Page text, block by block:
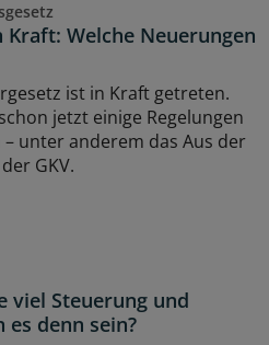
Kraft: Welche Neuerungen
ist in Kraft getreten.
jetzt einige Regelungen
unter anderem das Aus der
GKV.
viel Steuerung und
es denn sein?